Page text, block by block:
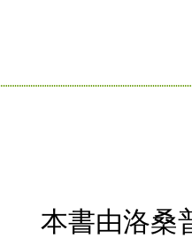
本書由洛桑普